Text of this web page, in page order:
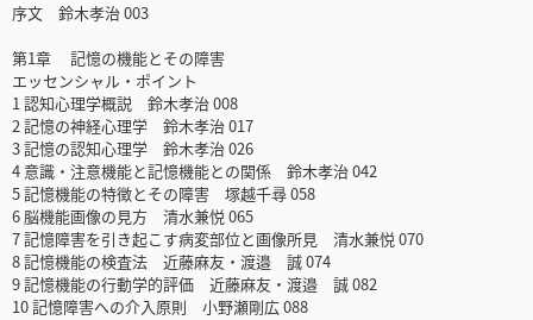
序文 鈴木孝治 003
第1章 記憶の機能とその障害
エッセンシャル・ポイント
1 認知心理学概説 鈴木孝治 008
2 記憶の神経心理学 鈴木孝治 017
3 記憶の認知心理学 鈴木孝治 026
4 意識・注意機能と記憶機能との関係 鈴木孝治 042
5 記憶機能の特徴とその障害 塚越千尋 058
6 脳機能画像の見方 清水兼悦 065
7 記憶障害を引き起こす病変部位と画像所見 清水兼悦 070
8 記憶機能の検査法 近藤麻友・渡邉 誠 074
9 記憶機能の行動学的評価 近藤麻友・渡邉 誠 082
10 記憶障害への介入原則 小野瀬剛広 088